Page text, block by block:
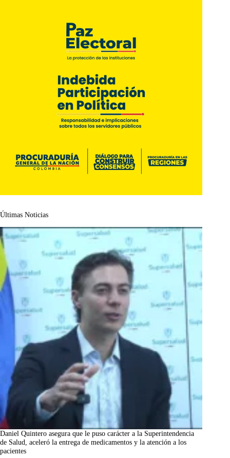
Últimas Noticias
Daniel Quintero asegura que le puso carácter a la Superintendencia
de Salud, aceleró la entrega de medicamentos y la atención a los
pacientes